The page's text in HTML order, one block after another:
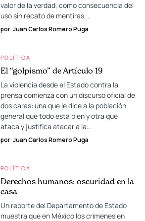
valor de la verdad, como consecuencia del
uso sin recato de mentiras,…
por Juan Carlos Romero Puga
POLÍTICA
El “golpismo” de Artículo 19
La violencia desde el Estado contra la
prensa comienza con un discurso oficial de
dos caras: una que le dice a la población
general que todo está bien y otra que
ataca y justifica atacar a la…
por Juan Carlos Romero Puga
POLÍTICA
Derechos humanos: oscuridad en la
casa
Un reporte del Departamento de Estado
muestra que en México los crímenes en